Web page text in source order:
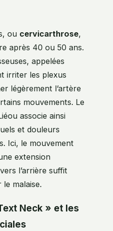
ou cervicarthrose,
après 40 ou 50 ans.
appelées
irriter les plexus
légèrement l’artère
mouvements. Le
associe ainsi
et douleurs
Ici, le mouvement
extension
l’arrière suffit
malaise.
Neck » et les